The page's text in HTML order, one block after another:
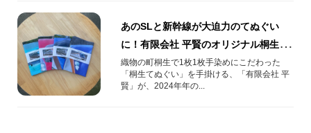
あのSLと新幹線が大迫力のてぬぐい
に！有限会社 平賢のオリジナル桐生て
ぬぐい！
織物の町桐生で1枚1枚手染めにこだわった
「桐生てぬぐい」を手掛ける、「有限会社 平
賢」が、2024年年の...